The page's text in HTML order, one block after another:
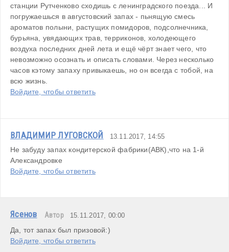
станции Рутченково сходишь с ленинградского поезда... И
погружаешься в августовский запах - пьнящую смесь
ароматов полыни, растущих помидоров, подсолнечника,
бурьяна, увядающих трав, терриконов, холодеющего
воздуха последних дней лета и ещё чёрт знает чего, что
невозможно осознать и описать словами. Через несколько
часов кэтому запаху привыкаешь, но он всегда с тобой, на
всю жизнь.
Войдите, чтобы ответить
ВЛАДИМИР ЛУГОВСКОЙ 13.11.2017, 14:55
Не забуду запах кондитерской фабрики(АВК),что на 1-й
Александровке
Войдите, чтобы ответить
Ясенов Автор 15.11.2017, 00:00
Да, тот запах был призовой:)
Войдите, чтобы ответить